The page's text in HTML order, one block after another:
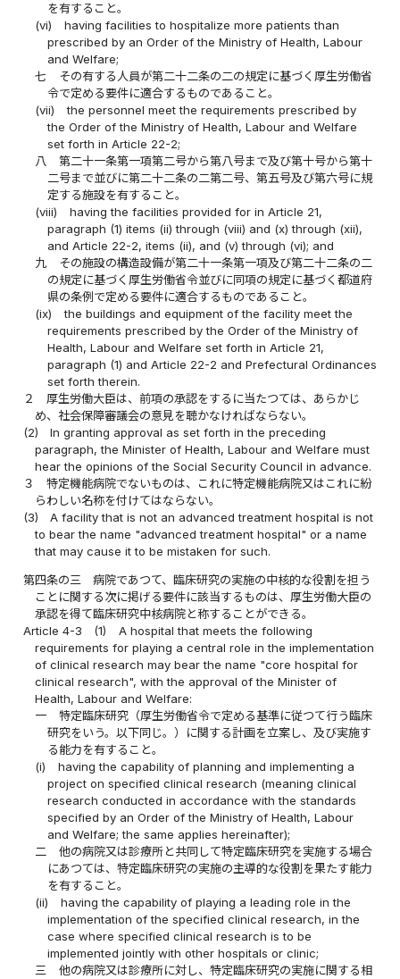
を有すること。
(vi)
having facilities to hospitalize more patients than
prescribed by an Order of the Ministry of Health, Labour
and Welfare;
七
その有する人員が第二十二条の二の規定に基づく厚生労働省
令で定める要件に適合するものであること。
(vii)
the personnel meet the requirements prescribed by
the Order of the Ministry of Health, Labour and Welfare
set forth in Article 22-2;
八
第二十一条第一項第二号から第八号まで及び第十号から第十
二号まで並びに第二十二条の二第二号、第五号及び第六号に規
定する施設を有すること。
(viii)
having the facilities provided for in Article 21,
paragraph (1) items (ii) through (viii) and (x) through (xii),
and Article 22-2, items (ii), and (v) through (vi); and
九
その施設の構造設備が第二十一条第一項及び第二十二条の二
の規定に基づく厚生労働省令並びに同項の規定に基づく都道府
県の条例で定める要件に適合するものであること。
(ix)
the buildings and equipment of the facility meet the
requirements prescribed by the Order of the Ministry of
Health, Labour and Welfare set forth in Article 21,
paragraph (1) and Article 22-2 and Prefectural Ordinances
set forth therein.
２
厚生労働大臣は、前項の承認をするに当たつては、あらかじ
め、社会保障審議会の意見を聴かなければならない。
(2)
In granting approval as set forth in the preceding
paragraph, the Minister of Health, Labour and Welfare must
hear the opinions of the Social Security Council in advance.
３
特定機能病院でないものは、これに特定機能病院又はこれに紛
らわしい名称を付けてはならない。
(3)
A facility that is not an advanced treatment hospital is not
to bear the name "advanced treatment hospital" or a name
that may cause it to be mistaken for such.
第四条の三
病院であつて、臨床研究の実施の中核的な役割を担う
ことに関する次に掲げる要件に該当するものは、厚生労働大臣の
承認を得て臨床研究中核病院と称することができる。
Article 4-3
(1)
A hospital that meets the following
requirements for playing a central role in the implementation
of clinical research may bear the name "core hospital for
clinical research", with the approval of the Minister of
Health, Labour and Welfare:
一
特定臨床研究（厚生労働省令で定める基準に従つて行う臨床
研究をいう。以下同じ。）に関する計画を立案し、及び実施す
る能力を有すること。
(i)
having the capability of planning and implementing a
project on specified clinical research (meaning clinical
research conducted in accordance with the standards
specified by an Order of the Ministry of Health, Labour
and Welfare; the same applies hereinafter);
二
他の病院又は診療所と共同して特定臨床研究を実施する場合
にあつては、特定臨床研究の実施の主導的な役割を果たす能力
を有すること。
(ii)
having the capability of playing a leading role in the
implementation of the specified clinical research, in the
case where specified clinical research is to be
implemented jointly with other hospitals or clinic;
三
他の病院又は診療所に対し、特定臨床研究の実施に関する相